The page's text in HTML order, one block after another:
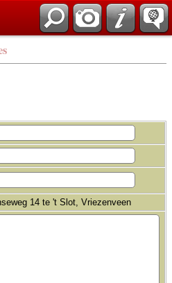
14 te 't Slot, Vriezenveen